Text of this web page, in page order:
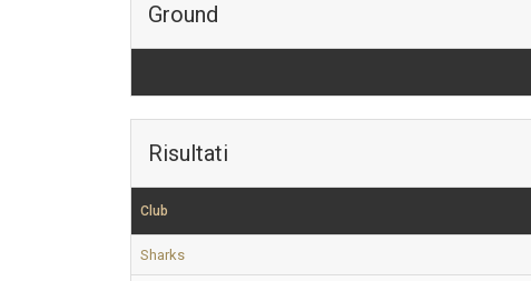
Ground
Risultati
Club
Sharks